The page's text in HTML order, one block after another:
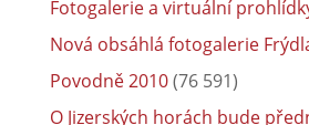
Fotogalerie a virtuální
Nová obsáhlá fotogalerie
Povodně 2010(76 591)
O Jizerských horách bude